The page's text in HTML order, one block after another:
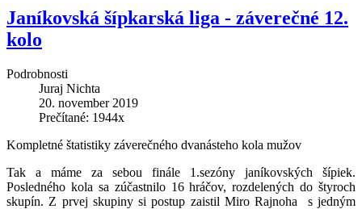
Janíkovská šípkarská liga - záverečné 12.
kolo
Podrobnosti
Juraj Nichta
20. november 2019
Prečítané: 1944x
Kompletné štatistiky záverečného dvanásteho kola mužov
Tak a máme za sebou finále 1.sezóny janíkovských šípiek.
Posledného kola sa zúčastnilo 16 hráčov, rozdelených do štyroch
skupín. Z prvej skupiny si postup zaistil Miro Rajnoha s jedným